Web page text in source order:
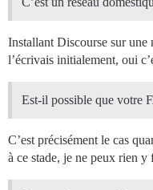
Installant Discourse sur
l’écrivais initialement, oui
Est-il possible que votre
C’est précisément le cas
à ce stade, je ne peux rien y